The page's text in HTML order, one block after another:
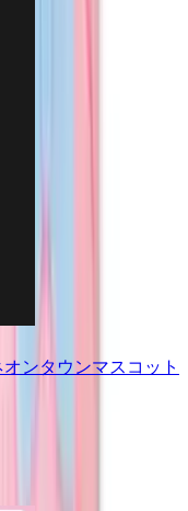
ンタウンマスコット